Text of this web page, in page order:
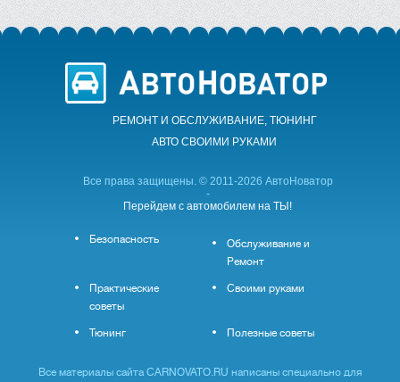
РЕМОНТ И ОБСЛУЖИВАНИЕ, ТЮНИНГ
АВТО CВОИМИ РУКАМИ
Все права защищены. © 2011-2026 АвтоНоватор
-
Перейдем с автомобилем на ТЫ!
Безопасность
Обслуживание и
Ремонт
Практические
советы
Своими руками
Тюнинг Полезные советы
Все материалы сайта CARNOVATO.RU написаны специально для